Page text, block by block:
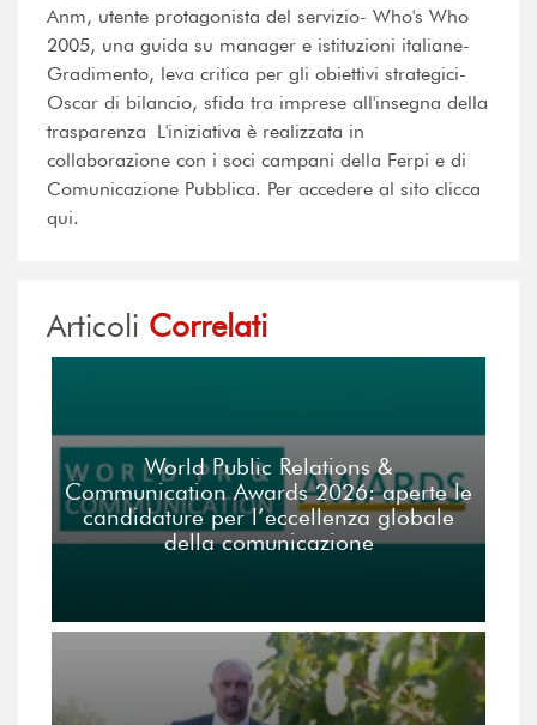
Anm, utente protagonista del servizio- Who's Who
2005, una guida su manager e istituzioni italiane-
Gradimento, leva critica per gli obiettivi strategici-
Oscar di bilancio, sfida tra imprese all'insegna della
trasparenza L'iniziativa è realizzata in
collaborazione con i soci campani della Ferpi e di
Comunicazione Pubblica. Per accedere al sito clicca
qui.
Articoli Correlati
World Public Relations &
Communication Awards 2026: aperte le
candidature per l’eccellenza globale
della comunicazione